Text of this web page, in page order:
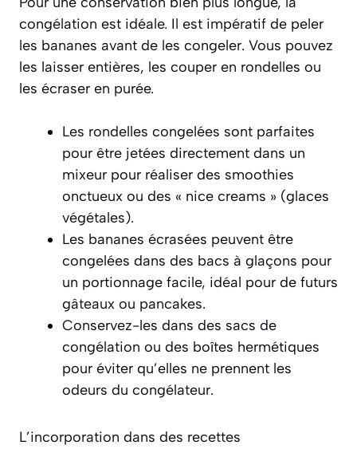
congélation est idéale. Il est impératif de peler
les bananes avant de les congeler. Vous pouvez
les laisser entières, les couper en rondelles ou
les écraser en purée.
Les rondelles congelées sont parfaites
pour être jetées directement dans un
mixeur pour réaliser des smoothies
onctueux ou des « nice creams » (glaces
végétales).
Les bananes écrasées peuvent être
congelées dans des bacs à glaçons pour
un portionnage facile, idéal pour de futurs
gâteaux ou pancakes.
Conservez-les dans des sacs de
congélation ou des boîtes hermétiques
pour éviter qu’elles ne prennent les
odeurs du congélateur.
L’incorporation dans des recettes